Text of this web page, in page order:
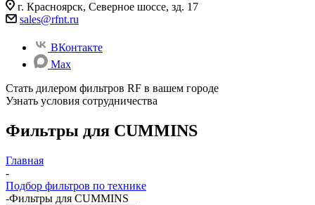
г. Красноярск, Северное шоссе, зд. 17
sales@rfnt.ru
ВКонтакте
Max
Стать дилером фильтров RF в вашем городе
Узнать условия сотрудничества
Фильтры для CUMMINS
Главная
-
Подбор фильтров по технике
-Фильтры для CUMMINS